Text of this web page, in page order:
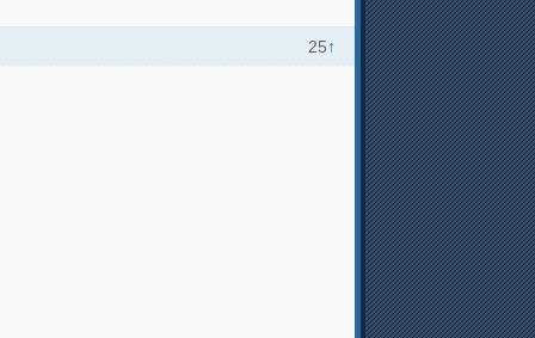
25↑